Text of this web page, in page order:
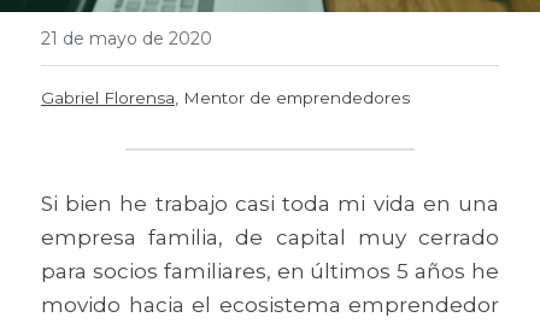
21 de mayo de 2020
Gabriel Florensa , Mentor de emprendedores
Si bien he trabajo casi toda mi vida en una
empresa familia, de capital muy cerrado
para socios familiares, en últimos 5 años he
movido hacia el ecosistema emprendedor